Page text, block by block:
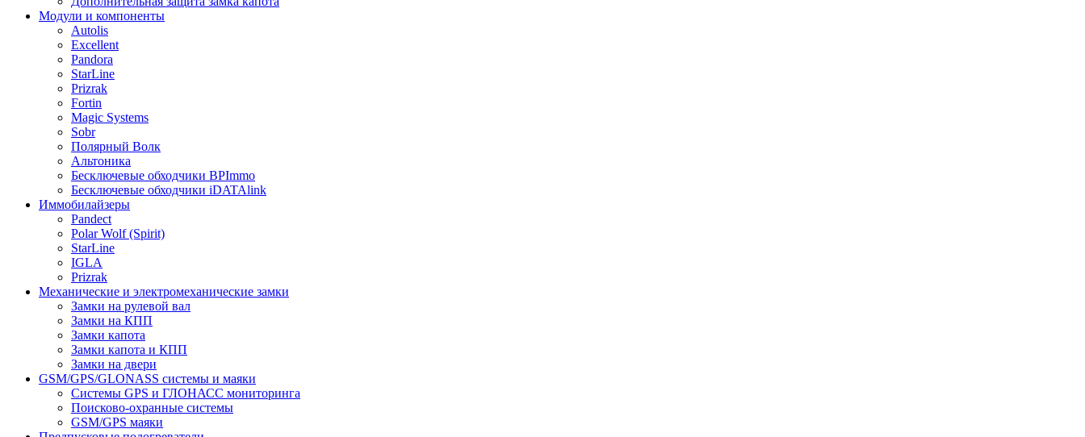
Модули и компоненты
Autolis
Excellent
Pandora
StarLine
Prizrak
Fortin
Magic Systems
Sobr
Полярный Волк
Альтоника
Бесключевые обходчики BPImmo
Бесключевые обходчики iDATAlink
Иммобилайзеры
Pandect
Polar Wolf (Spirit)
StarLine
IGLA
Prizrak
Механические и электромеханические замки
Замки на рулевой вал
Замки на КПП
Замки капота
Замки капота и КПП
Замки на двери
GSM/GPS/GLONASS системы и маяки
Системы GPS и ГЛОНАСС мониторинга
Поисково-охранные системы
GSM/GPS маяки